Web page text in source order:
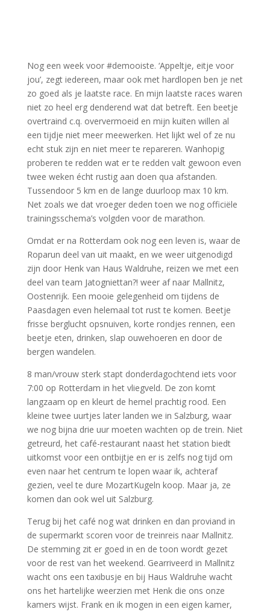
Nog een week voor #demooiste. ‘Appeltje, eitje voor
jou’, zegt iedereen, maar ook met hardlopen ben je net
zo goed als je laatste race. En mijn laatste races waren
niet zo heel erg denderend wat dat betreft. Een beetje
overtraind c.q. oververmoeid en mijn kuiten willen al
een tijdje niet meer meewerken. Het lijkt wel of ze nu
echt stuk zijn en niet meer te repareren. Wanhopig
proberen te redden wat er te redden valt gewoon even
twee weken écht rustig aan doen qua afstanden.
Tussendoor 5 km en de lange duurloop max 10 km.
Net zoals we dat vroeger deden toen we nog officiële
trainingsschema’s volgden voor de marathon.
Omdat er na Rotterdam ook nog een leven is, waar de
Roparun deel van uit maakt, en we weer uitgenodigd
zijn door Henk van Haus Waldruhe, reizen we met een
deel van team Jatogniettan?! weer af naar Mallnitz,
Oostenrijk. Een mooie gelegenheid om tijdens de
Paasdagen even helemaal tot rust te komen. Beetje
frisse berglucht opsnuiven, korte rondjes rennen, een
beetje eten, drinken, slap ouwehoeren en door de
bergen wandelen.
8 man/vrouw sterk stapt donderdagochtend iets voor
7:00 op Rotterdam in het vliegveld. De zon komt
langzaam op en kleurt de hemel prachtig rood. Een
kleine twee uurtjes later landen we in Salzburg, waar
we nog bijna drie uur moeten wachten op de trein. Niet
getreurd, het café-restaurant naast het station biedt
uitkomst voor een ontbijtje en er is zelfs nog tijd om
even naar het centrum te lopen waar ik, achteraf
gezien, veel te dure MozartKugeln koop. Maar ja, ze
komen dan ook wel uit Salzburg.
Terug bij het café nog wat drinken en dan proviand in
de supermarkt scoren voor de treinreis naar Mallnitz.
De stemming zit er goed in en de toon wordt gezet
voor de rest van het weekend. Gearriveerd in Mallnitz
wacht ons een taxibusje en bij Haus Waldruhe wacht
ons het hartelijke weerzien met Henk die ons onze
kamers wijst. Frank en ik mogen in een eigen kamer,